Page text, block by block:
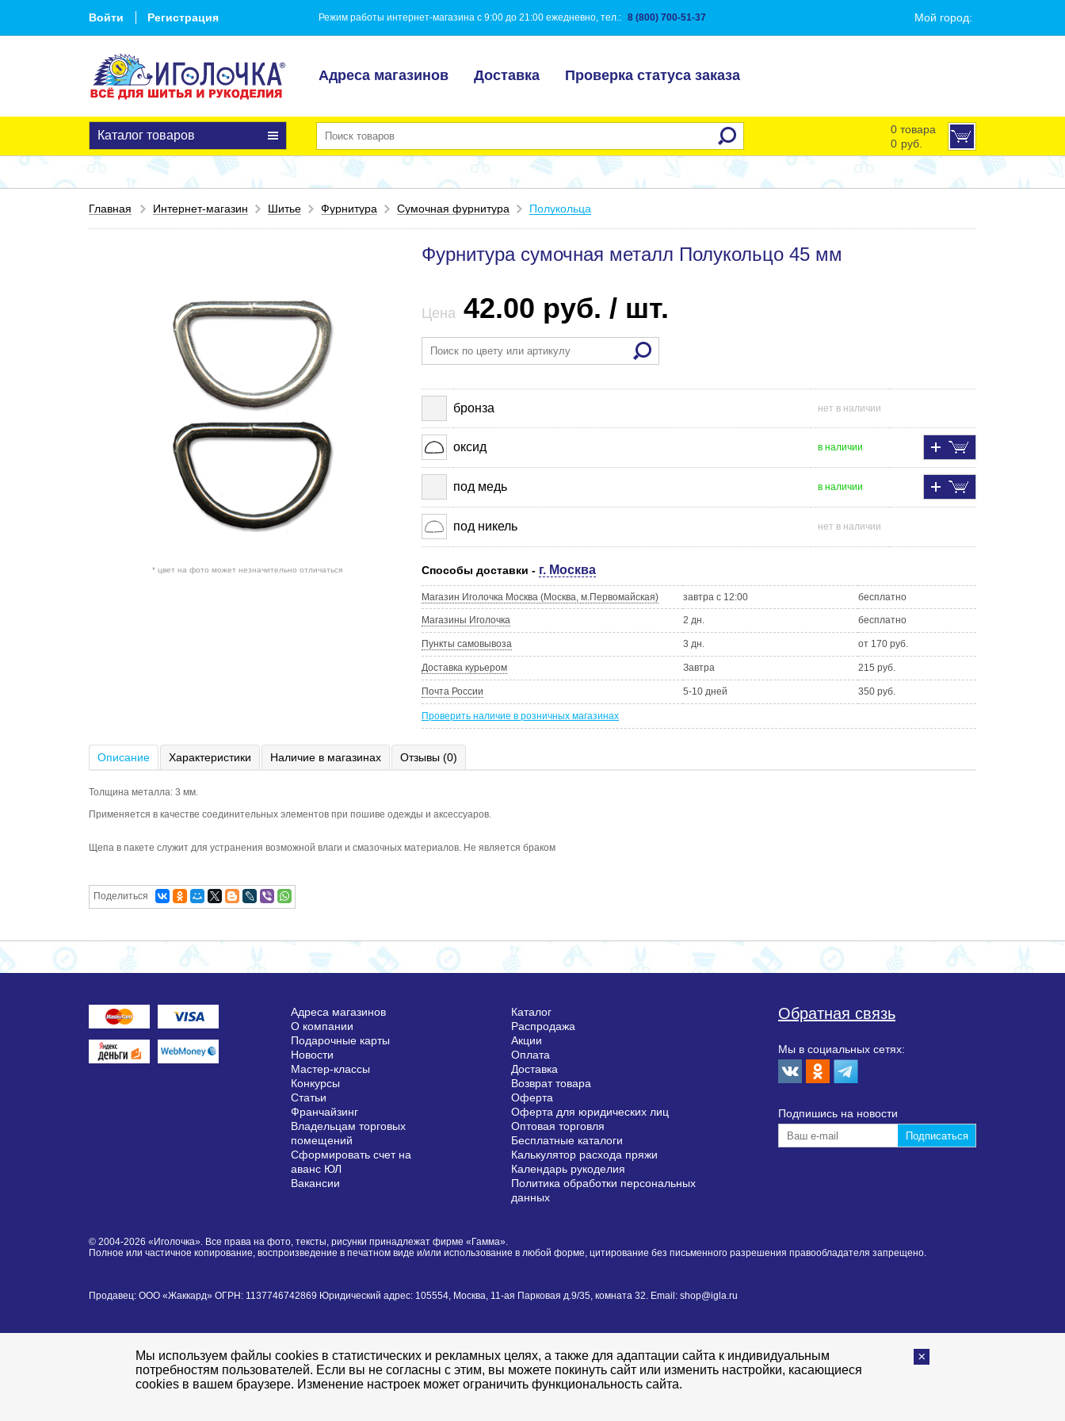
Войти Регистрация Режим работы интернет-магазина с 9:00 до 21:00 ежедневно, тел.: 8 (800) 700-51-37 Мой город:
Адреса магазинов Доставка Проверка статуса заказа
Каталог товаров
0 товара
0 руб.
Главная Интернет-магазин Шитье Фурнитура Сумочная фурнитура Полукольца
* цвет на фото может незначительно отличаться
Фурнитура сумочная металл Полукольцо 45 мм
Цена 42.00 руб. / шт.
бронза нет в наличии
оксид в наличии
под медь в наличии
под никель нет в наличии
Способы доставки - г. Москва
Магазин Иголочка Москва (Москва, м.Первомайская) завтра с 12:00 бесплатно
Магазины Иголочка 2 дн. бесплатно
Пункты самовывоза 3 дн. от 170 руб.
Доставка курьером Завтра 215 руб.
Почта России 5-10 дней 350 руб.
Проверить наличие в розничных магазинах
Описание Характеристики Наличие в магазинах Отзывы (0)
Толщина металла: 3 мм.
Применяется в качестве соединительных элементов при пошиве одежды и аксессуаров.
Щепа в пакете служит для устранения возможной влаги и смазочных материалов. Не является браком
Поделиться
Адреса магазинов
О компании
Подарочные карты
Новости
Мастер-классы
Конкурсы
Статьи
Франчайзинг
Владельцам торговых
помещений
Сформировать счет на
аванс ЮЛ
Вакансии
Каталог
Распродажа
Акции
Оплата
Доставка
Возврат товара
Оферта
Оферта для юридических лиц
Оптовая торговля
Бесплатные каталоги
Калькулятор расхода пряжи
Календарь рукоделия
Политика обработки персональных
данных
Обратная связь
Мы в социальных сетях:
Подпишиcь на новости
© 2004-2026 «Иголочка». Все права на фото, тексты, рисунки принадлежат фирме «Гамма».
Полное или частичное копирование, воспроизведение в печатном виде и/или использование в любой форме, цитирование без письменного разрешения правообладателя запрещено.
Продавец: ООО «Жаккард» ОГРН: 1137746742869 Юридический адрес: 105554, Москва, 11-ая Парковая д.9/35, комната 32. Email: shop@igla.ru
Мы используем файлы cookies в статистических и рекламных целях, а также для адаптации сайта к индивидуальным
потребностям пользователей. Если вы не согласны с этим, вы можете покинуть сайт или изменить настройки, касающиеся
cookies в вашем браузере. Изменение настроек может ограничить функциональность сайта.